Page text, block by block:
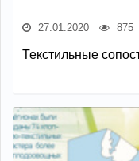
27.01.2020 875
Текстильные